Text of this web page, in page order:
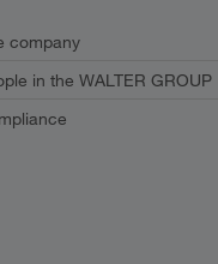
company
in the WALTER GROUP